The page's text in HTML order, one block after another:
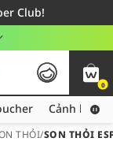
Club!
249,000Đ
TP. Hồ Chí Minh
0
Cảnh báo
THỎI/SON THỎI